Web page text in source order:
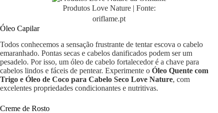
Produtos Love Nature | Fonte:
oriflame.pt
Óleo Capilar
Todos conhecemos a sensação frustrante de tentar escova o cabelo
emaranhado. Pontas secas e cabelos danificados podem ser um
pesadelo. Por isso, um óleo de cabelo fortalecedor é a chave para
cabelos lindos e fáceis de pentear. Experimente o Óleo Quente com
Trigo e Óleo de Coco para Cabelo Seco Love Nature, com
excelentes propriedades condicionantes e nutritivas.
Creme de Rosto